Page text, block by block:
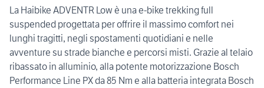
La Haibike ADVENTR Low è una e-bike trekking full
suspended progettata per offrire il massimo comfort nei
lunghi tragitti, negli spostamenti quotidiani e nelle
avventure su strade bianche e percorsi misti. Grazie al telaio
ribassato in alluminio, alla potente motorizzazione Bosch
Performance Line PX da 85 Nm e alla batteria integrata Bosch